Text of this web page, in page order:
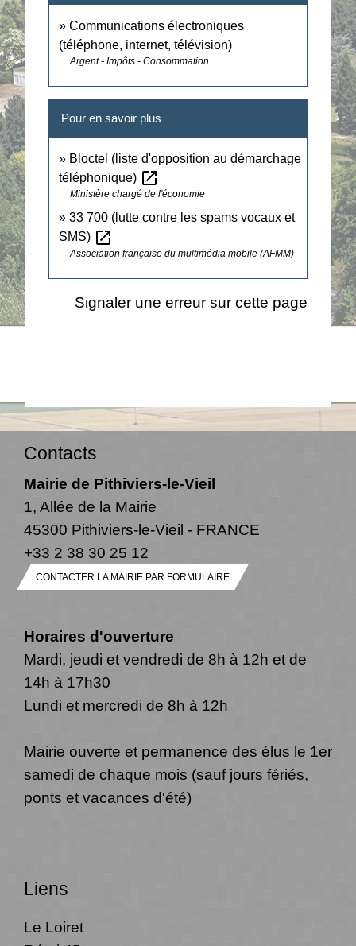
Communications électroniques
(téléphone, internet, télévision)
Argent - Impôts - Consommation
Pour en savoir plus
Bloctel (liste d'opposition au démarchage
téléphonique) open_in_new
Ministère chargé de l'économie
33 700 (lutte contre les spams vocaux et
SMS) open_in_new
Association française du multimédia mobile (AFMM)
Signaler une erreur sur cette page
Contacts
Mairie de Pithiviers-le-Vieil
1, Allée de la Mairie
45300 Pithiviers-le-Vieil - FRANCE
+33 2 38 30 25 12
CONTACTER LA MAIRIE PAR FORMULAIRE
Horaires d'ouverture
Mardi, jeudi et vendredi de 8h à 12h et de
14h à 17h30
Lundi et mercredi de 8h à 12h
Mairie ouverte et permanence des élus le 1er
samedi de chaque mois (sauf jours fériés,
ponts et vacances d'été)
Liens
Le Loiret